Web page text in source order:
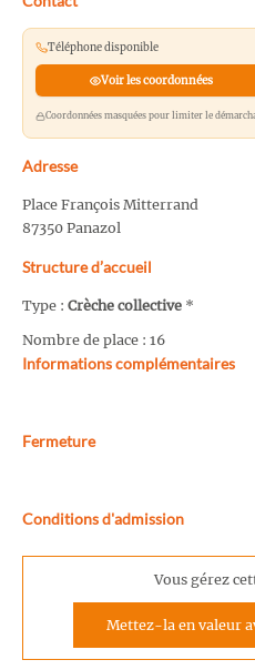
Téléphone disponible
Voir les coordonnées
Coordonnées masquées pour limiter le
Adresse
Place François Mitterrand
87350 Panazol
Structure d’accueil
Type : Crèche collective *
Nombre de place : 16
Informations complémentaires
Fermeture
Conditions d'admission
Vous gérez
Mettez-la en valeur